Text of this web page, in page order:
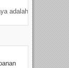
adalah...